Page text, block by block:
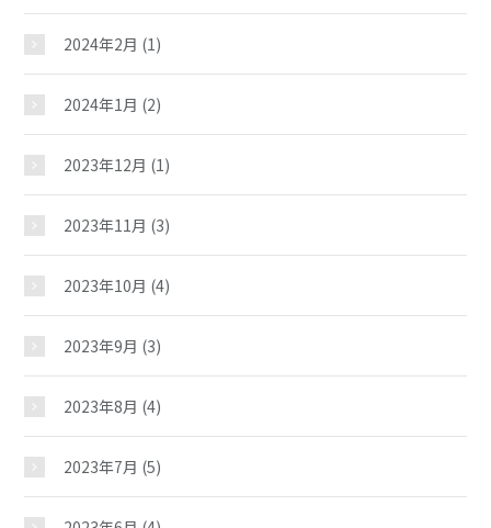
長田町児童館
おしらせ
イベント
施設紹介
2024年2月 (1)
2024年1月 (2)
2023年12月 (1)
2023年11月 (3)
2023年10月 (4)
2023年9月 (3)
2023年8月 (4)
2023年7月 (5)